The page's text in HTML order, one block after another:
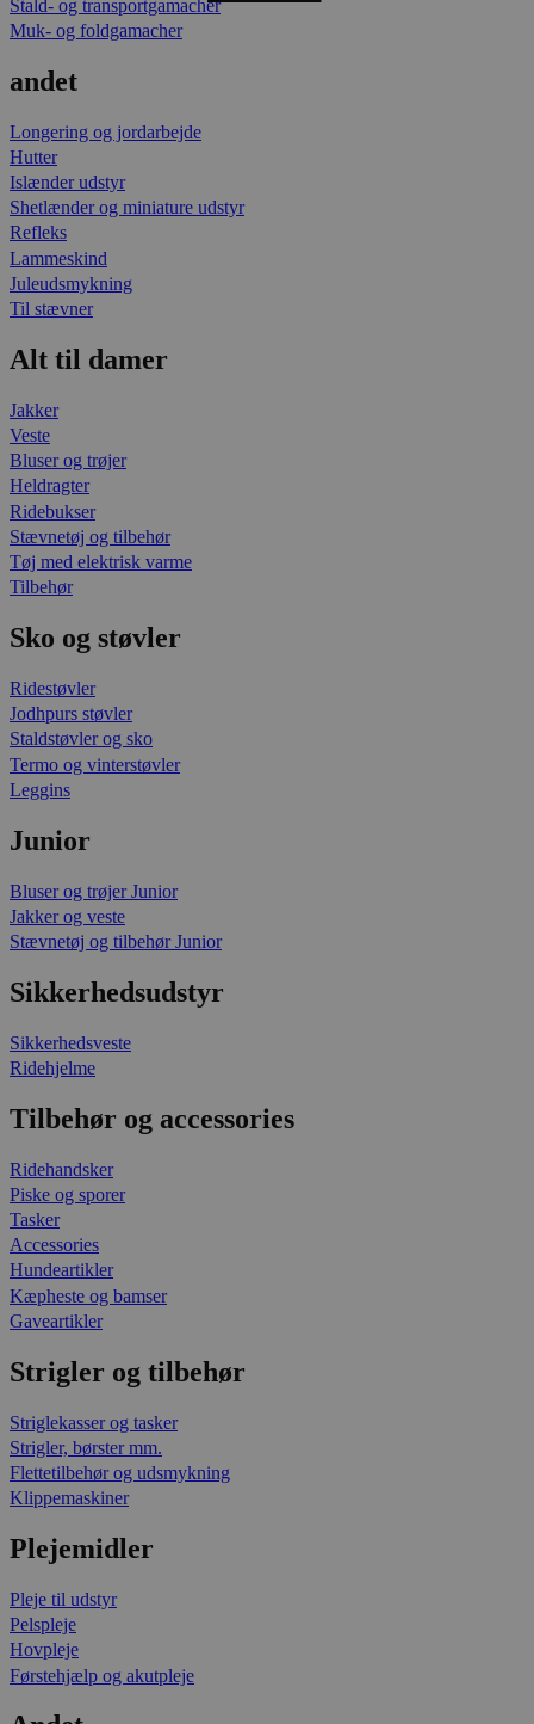
Stald- og transportgamacher
Muk- og foldgamacher
andet
Longering og jordarbejde
Hutter
Islænder udstyr
Shetlænder og miniature udstyr
Refleks
Lammeskind
Juleudsmykning
Til stævner
Alt til damer
Jakker
Veste
Bluser og trøjer
Heldragter
Ridebukser
Stævnetøj og tilbehør
Tøj med elektrisk varme
Tilbehør
Sko og støvler
Ridestøvler
Jodhpurs støvler
Staldstøvler og sko
Termo og vinterstøvler
Leggins
Junior
Bluser og trøjer Junior
Jakker og veste
Stævnetøj og tilbehør Junior
Sikkerhedsudstyr
Sikkerhedsveste
Ridehjelme
Tilbehør og accessories
Ridehandsker
Piske og sporer
Tasker
Accessories
Hundeartikler
Kæpheste og bamser
Gaveartikler
Strigler og tilbehør
Striglekasser og tasker
Strigler, børster mm.
Flettetilbehør og udsmykning
Klippemaskiner
Plejemidler
Pleje til udstyr
Pelspleje
Hovpleje
Førstehjælp og akutpleje